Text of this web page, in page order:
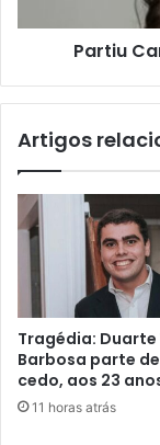
Partiu
Artigos
Tragédia: Duarte
Barbosa parte
cedo, aos 23
11 horas atrás